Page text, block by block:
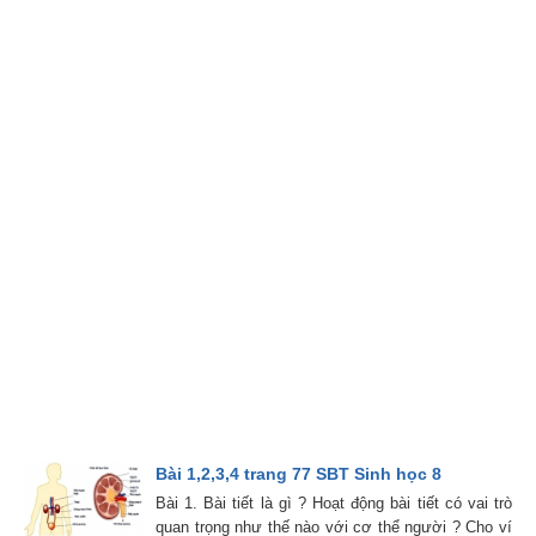
Bài 1,2,3,4 trang 77 SBT Sinh học 8
Bài 1. Bài tiết là gì ? Hoạt động bài tiết có vai trò
quan trọng như thế nào với cơ thể người ? Cho ví